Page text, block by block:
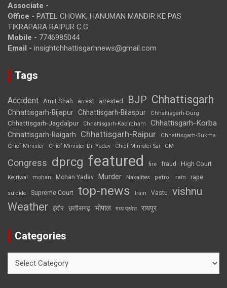
Associate -
Office - PATEL CHOWK, HANUMAN MANDIR KE PAS
TIKRAPARA RAIPUR C.G.
Mobile - 7746985044
Email - insightchhattisgarhnews@gmail.com
Tags
Accident Amit Shah arrest arrested BJP Chhattisgarh
Chhattisgarh-Bijapur Chhattisgarh-Bilaspur Chhattisgarh-Durg
Chhattisgarh-Jagdalpur Chhattisgarh-Kabirdham Chhattisgarh-Korba
Chhattisgarh-Raigarh Chhattisgarh-Raipur
Chhattisgarh-Sukma
Chief Minister
Chief Minister Dr. Yadav Chief Minister Sai CM
Congress dprcg featured fire fraud High Court
Kejriwal mohan Mohan Yadav Murder Naxalites petrol rain rape
suicide Supreme Court top-news train Vastu vishnu
Weather इंदौर छत्तीसगढ़ भोपाल मध्य प्रदेश रायपुर
Categories